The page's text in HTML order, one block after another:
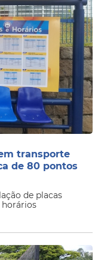
transporte
de 80 pontos
de placas